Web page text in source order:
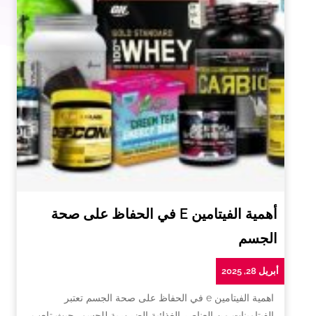
أهمية الفيتامين E في الحفاظ على صحة
الجسم
أبريل 28, 2025
اهمية الفيتامين e في الحفاظ على صحة الجسم تعتبر